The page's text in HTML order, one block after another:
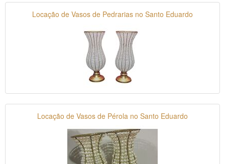
Locação de Vasos de Pedrarias no Santo Eduardo
Locação de Vasos de Pérola no Santo Eduardo